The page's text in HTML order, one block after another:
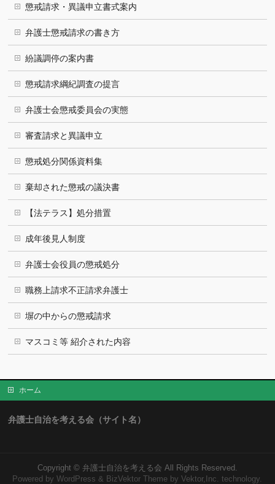
懲戒請求・異議申立書式案内
弁護士懲戒請求の書き方
紛議調停の案内書
懲戒請求綱紀調査の提言
弁護士会懲戒委員会の実態
審査請求と異議申立
懲戒処分関係資料集
棄却された懲戒の議決書
【法テラス】処分措置
成年後見人制度
弁護士会役員の懲戒処分
職務上請求不正請求弁護士
塀の中からの懲戒請求
マスコミ等 紹介された内容
ホーム
弁護士自治を考える会（サイト名）
Copyright © 弁護士自治を考える会 All Rights Reserved.
Powered byWordPress & BizVektor Theme by Vektor,Inc. technology.